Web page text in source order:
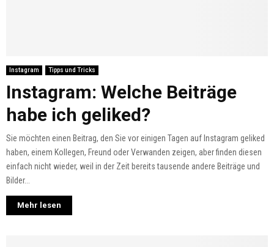
Instagram Tipps und Tricks
Instagram: Welche Beiträge
habe ich geliked?
Sie möchten einen Beitrag, den Sie vor einigen Tagen auf Instagram geliked
haben, einem Kollegen, Freund oder Verwanden zeigen, aber finden diesen
einfach nicht wieder, weil in der Zeit bereits tausende andere Beiträge und
Bilder...
Mehr lesen